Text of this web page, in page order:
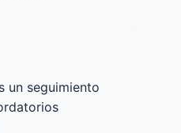
un seguimiento